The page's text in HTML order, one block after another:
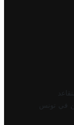
في تونس